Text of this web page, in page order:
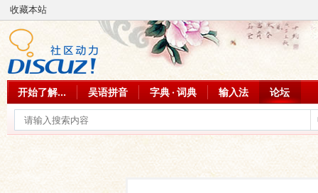
收藏本站
开始了解... 吴语拼音 字典 · 词典 输入法 论坛